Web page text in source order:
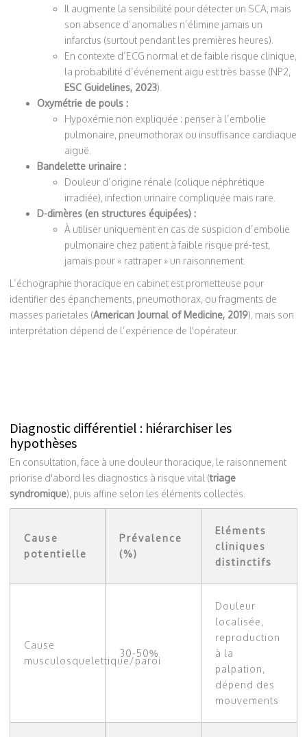
Il augmente la sensibilité pour détecter un SCA, mais
son absence d’anomalies n’élimine jamais un
infarctus (surtout pendant les premières heures).
En contexte d’ECG normal et de faible risque clinique,
la probabilité d’événement aigu est très basse (NP2,
ESC Guidelines, 2023).
Oxymétrie de pouls :
Hypoxémie non expliquée : penser à l’embolie
pulmonaire, pneumothorax ou insuffisance cardiaque
aiguë.
Bandelette urinaire :
Douleur d’origine rénale (colique néphrétique
irradiée), infection urinaire compliquée mais rare.
D-dimères (en structures équipées) :
À utiliser uniquement en cas de suspicion d’embolie
pulmonaire chez patient à faible risque pré-test,
jamais pour « rattraper » un raisonnement.
L’échographie thoracique en cabinet est prometteuse pour
identifier des épanchements, pneumothorax, ou fragments de
masses parietales (American Journal of Medicine, 2019), mais son
interprétation dépend de l’expérience de l'opérateur.
Diagnostic différentiel : hiérarchiser les
hypothèses
En consultation, face à une douleur thoracique, le raisonnement
priorise d'abord les diagnostics à risque vital (triage
syndromique), puis affine selon les éléments collectés.
Cause
potentielle
Prévalence
(%)
Eléments
cliniques
distinctifs
Cause
musculosquelettique/paroi
30-50%
Douleur
localisée,
reproduction
à la
palpation,
dépend des
mouvements